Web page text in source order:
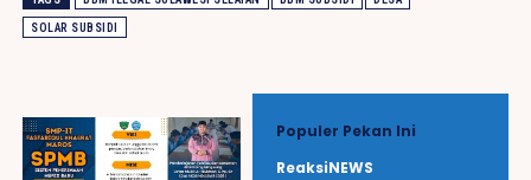
SOLAR SUBSIDI
Populer Pekan Ini
ReaksiNEWS